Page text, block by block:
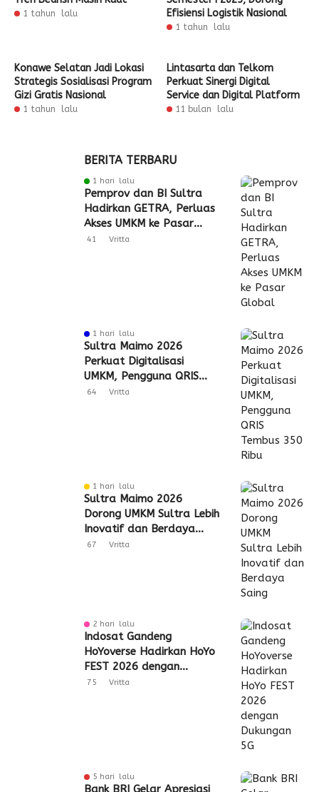
1 tahun lalu
Efisiensi Logistik Nasional
1 tahun lalu
Konawe Selatan Jadi Lokasi
Strategis Sosialisasi Program
Gizi Gratis Nasional
1 tahun lalu
Lintasarta dan Telkom
Perkuat Sinergi Digital
Service dan Digital Platform
11 bulan lalu
BERITA TERBARU
1 hari lalu
Pemprov dan BI Sultra
Hadirkan GETRA, Perluas
Akses UMKM ke Pasar
Global
41 Vritta
1 hari lalu
Sultra Maimo 2026
Perkuat Digitalisasi
UMKM, Pengguna QRIS
Tembus 350 Ribu
64 Vritta
1 hari lalu
Sultra Maimo 2026
Dorong UMKM Sultra Lebih
Inovatif dan Berdaya
Saing
67 Vritta
2 hari lalu
Indosat Gandeng
HoYoverse Hadirkan HoYo
FEST 2026 dengan
Dukungan 5G
75 Vritta
5 hari lalu
Bank BRI Gelar Apresiasi